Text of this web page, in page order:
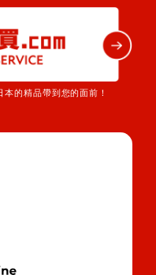
的精品帶到您的面前！